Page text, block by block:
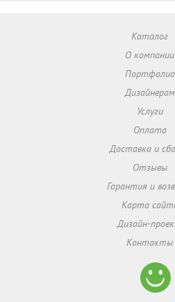
Каталог
О компании
Портфолио
Дизайнерам
Услуги
Оплата
Доставка и
Отзывы
Гарантия и
Карта
Дизайн-
Контакты